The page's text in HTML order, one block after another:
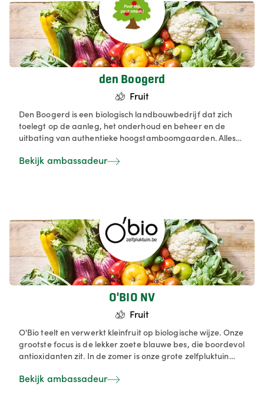
den Boogerd
Fruit
Den Boogerd is een biologisch landbouwbedrijf dat zich
toelegt op de aanleg, het onderhoud en beheer en de
uitbating van authentieke hoogstamboomgaarden. Alles
geoogst wordt, wordt op de markt gebracht als vers fruit
Bekijk ambassadeur
O'BIO NV
Fruit
O'Bio teelt en verwerkt kleinfruit op biologische wijze. Onze
grootste focus is de lekker zoete blauwe bes, die boordevol
antioxidanten zit. In de zomer is onze grote zelfpluktuin
assortiment verwerkte producten verkocht, daarnaast ook
Bekijk ambassadeur